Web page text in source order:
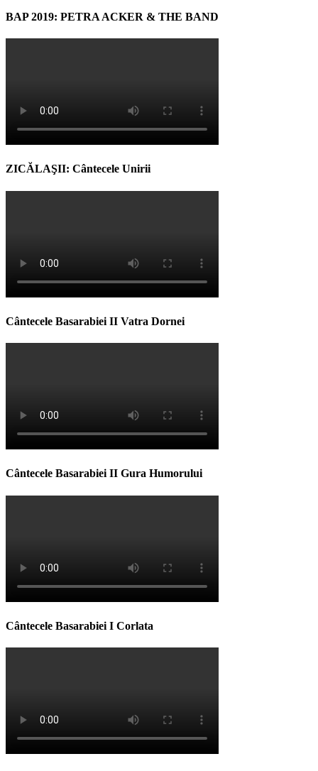
BAP 2019: PETRA ACKER & THE BAND
ZICĂLAŞII: Cântecele Unirii
Cântecele Basarabiei II Vatra Dornei
Cântecele Basarabiei II Gura Humorului
Cântecele Basarabiei I Corlata